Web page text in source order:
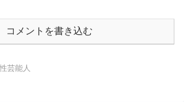
コメントを書き込む
芸能人